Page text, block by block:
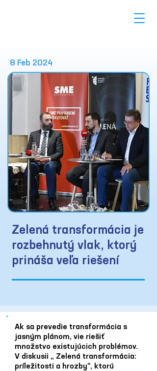
8 Feb 2024
Zelená transformácia je
rozbehnutý vlak, ktorý
prináša veľa riešení
Ak sa prevedie transformácia s
jasným plánom, vie riešiť
množstvo existujúcich problémov.
V diskusii „ Zelená transformácia:
príležitosti a hrozby“, ktorú